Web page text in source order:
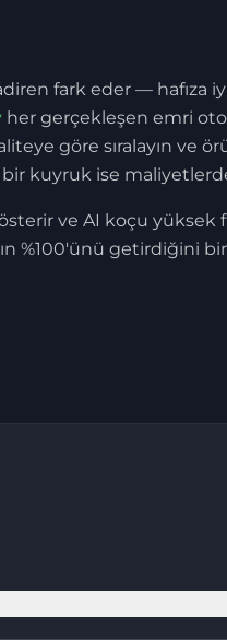
fark eder — hafıza
her gerçekleşen emri
göre sıralayın ve
kuyruk ise
ve AI koçu yüksek
%100'ünü getirdiğini